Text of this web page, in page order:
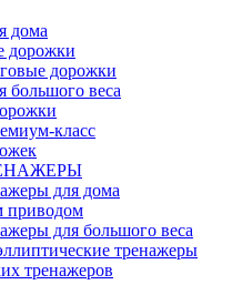
дома
дорожки
дорожки
большого веса
класс
для дома
приводом
для большого веса
тренажеры
тренажеров